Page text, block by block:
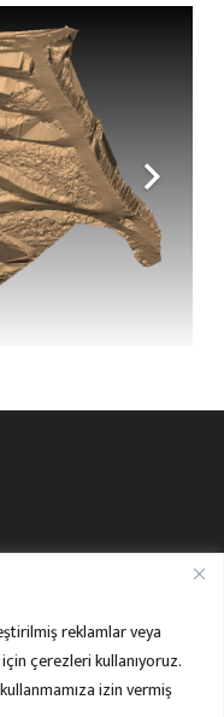
reklamlar veya
çerezleri kullanıyoruz.
izin vermiş